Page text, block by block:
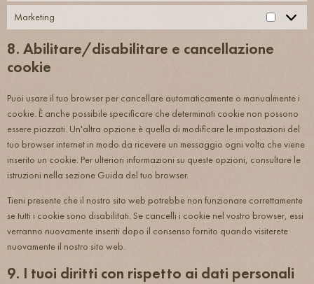
Marketing
8. Abilitare/disabilitare e cancellazione
cookie
Puoi usare il tuo browser per cancellare automaticamente o manualmente i
cookie. È anche possibile specificare che determinati cookie non possono
essere piazzati. Un'altra opzione è quella di modificare le impostazioni del
tuo browser internet in modo da ricevere un messaggio ogni volta che viene
inserito un cookie. Per ulteriori informazioni su queste opzioni, consultare le
istruzioni nella sezione Guida del tuo browser.
Tieni presente che il nostro sito web potrebbe non funzionare correttamente
se tutti i cookie sono disabilitati. Se cancelli i cookie nel vostro browser, essi
verranno nuovamente inseriti dopo il consenso fornito quando visiterete
nuovamente il nostro sito web.
9. I tuoi diritti con rispetto ai dati personali